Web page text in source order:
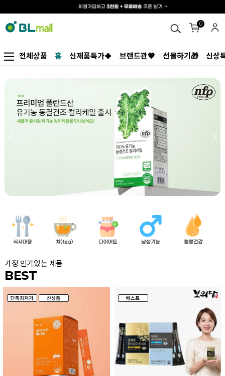
0
전체상품 홈 신제품특가🍀 브랜드관💖 선물하기🎁 신상
가장 인기있는 제품
BEST